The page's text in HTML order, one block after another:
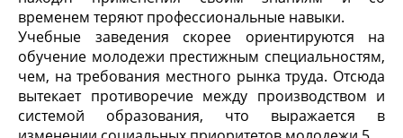
временем теряют профессиональные навыки.
Учебные заведения скорее ориентируются на
обучение молодежи престижным специальностям,
чем, на требования местного рынка труда. Отсюда
вытекает противоречие между производством и
системой образования, что выражается в